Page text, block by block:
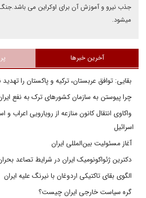
جذب نیرو و آموزش آن برای اوکراین می
میشود.
آخرین خبرها
بقایی: توافق عربستان، ترکیه و پاکستان را تهدید
چرا پیوستن به سازمان کشورهای ترک به نفع
واکاوی انتقال کانون منازعه از رویارویی اعراب و
اسرائیل
آغاز مسئولیت بین‌المللی ایران
دکترین ژئواکونومیک ایران در شرایط تصاعد
الگوی بقای تاکتیکی اردوغان با نیرنگ علیه ایران
گره سیاست خارجی ایران چیست؟